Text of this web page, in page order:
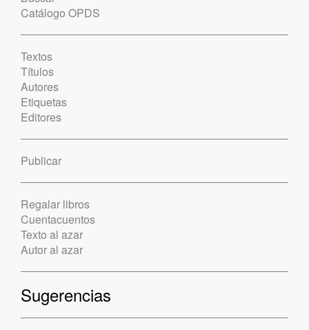
Catálogo OPDS
Textos
Títulos
Autores
Etiquetas
Editores
Publicar
Regalar libros
Cuentacuentos
Texto al azar
Autor al azar
Sugerencias